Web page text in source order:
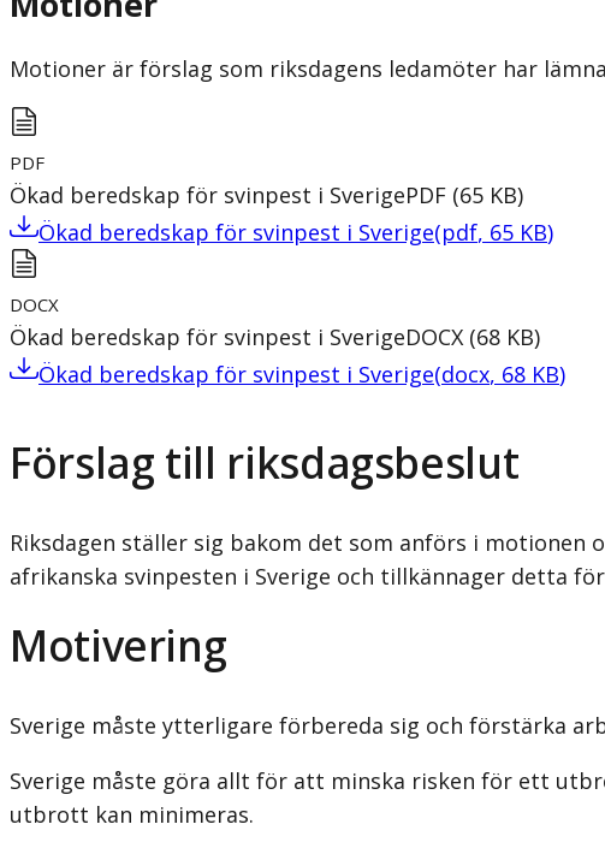
Motioner är förslag som riksdagens ledamöter har
PDF
Ökad beredskap för svinpest i SverigePDF (65 KB)
Ökad beredskap för svinpest i Sverige(pdf, 65 KB)
DOCX
Ökad beredskap för svinpest i SverigeDOCX (68 KB)
Ökad beredskap för svinpest i Sverige(docx, 68 KB)
Förslag till riksdagsbeslut
Riksdagen ställer sig bakom det som anförs i
afrikanska svinpesten i Sverige och tillkännager detta
Motivering
Sverige måste ytterligare förbereda sig och förstärka
Sverige måste göra allt för att minska risken för ett
utbrott kan minimeras.